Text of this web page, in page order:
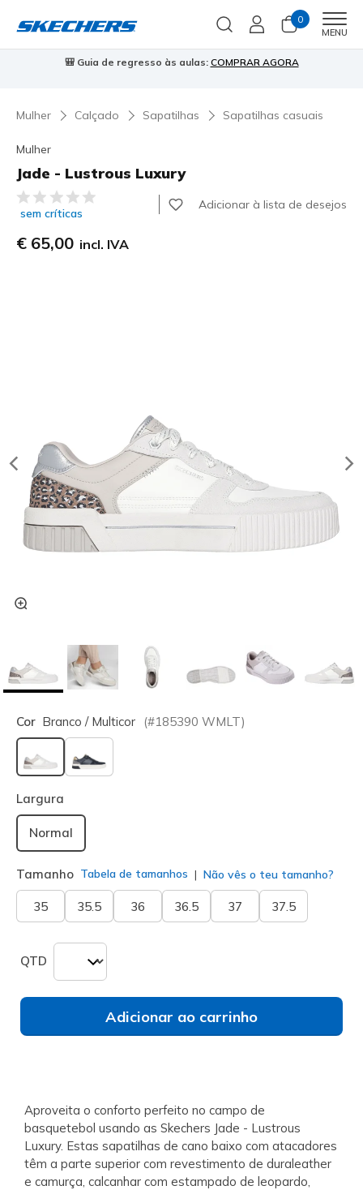
0
MENU
de regresso às aulas:COMPRAR AGORA ⭐Skechers VIP:
Mulher Calçado Sapatilhas Sapatilhas casuais
Mulher
Jade - Lustrous Luxury
5 de 5 – Classificação do cliente
sem críticas
Adicionar à lista de desejos
€ 65,00 incl. IVA
Cor Branco / Multicor (#185390 WMLT)
selecionado
Largura
Normal
Tamanho Tabela de tamanhos Não vês o teu tamanho?
35 35.5 36 36.5 37 37.5
QTD
Adicionar ao carrinho
Aproveita o conforto perfeito no campo de
basquetebol usando as Skechers Jade - Lustrous
Luxury. Estas sapatilhas de cano baixo com atacadores
têm a parte superior com revestimento de duraleather
e camurça, calcanhar com estampado de leopardo,